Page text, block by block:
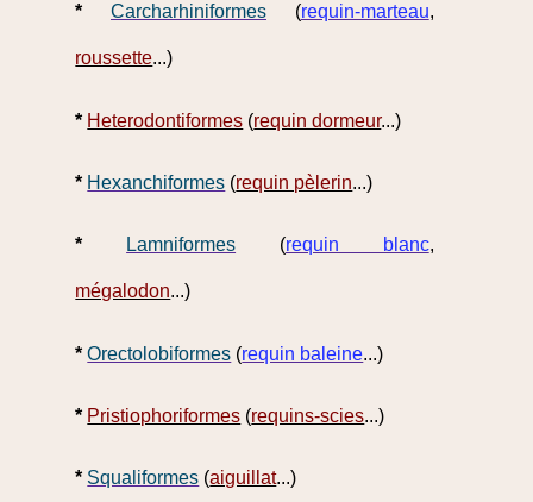
* Carcharhiniformes (requin-marteau,
roussette...)
* Heterodontiformes (requin dormeur...)
* Hexanchiformes (requin pèlerin...)
* Lamniformes (requin blanc,
mégalodon...)
* Orectolobiformes (requin baleine...)
* Pristiophoriformes (requins-scies...)
* Squaliformes (aiguillat...)